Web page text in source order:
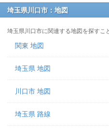
埼玉県川口市：地図
埼玉県川口市に関連する地図を探すこ
関東 地図
埼玉県 地図
川口市 地図
埼玉県 路線